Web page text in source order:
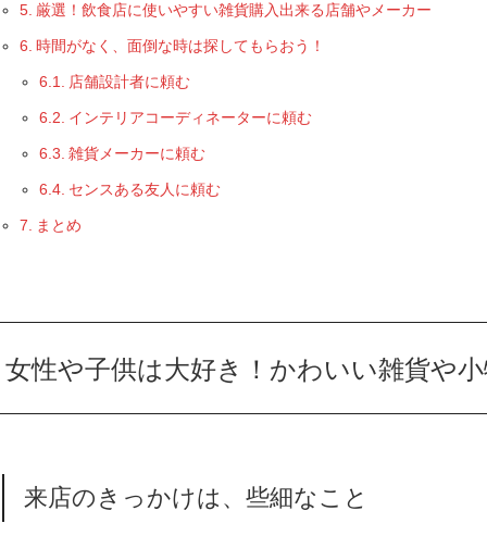
厳選！飲食店に使いやすい雑貨購入出来る店舗やメーカー
時間がなく、面倒な時は探してもらおう！
店舗設計者に頼む
インテリアコーディネーターに頼む
雑貨メーカーに頼む
センスある友人に頼む
まとめ
女性や子供は大好き！かわいい雑貨や
来店のきっかけは、些細なこと